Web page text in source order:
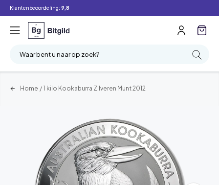
Klantenbeoordeling: 9,8
Waar bent u naar op zoek?
Home / 1 kilo Kookaburra Zilveren Munt 2012